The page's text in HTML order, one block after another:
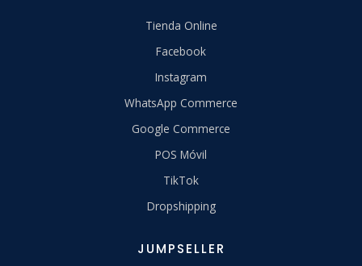
Tienda Online
Facebook
Instagram
WhatsApp Commerce
Google Commerce
POS Móvil
TikTok
Dropshipping
JUMPSELLER